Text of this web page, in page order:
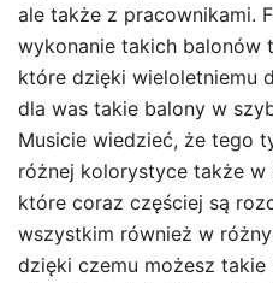
ale także z pracownikami.
wykonanie takich balonów
które dzięki wieloletniemu
dla was takie balony w
Musicie wiedzieć, że tego
różnej kolorystyce także w
które coraz częściej są
wszystkim również w
dzięki czemu możesz